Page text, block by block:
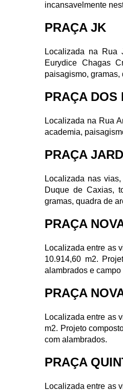
incansavelmente
PRAÇA JK
Localizada na Rua
Eurydice Chagas
paisagismo,
PRAÇA DOS
Localizada na Rua
academia,
PRAÇA
Localizada nas
Duque de Caxias,
gramas, quadra de
PRAÇA
Localizada entre as
10.914,60 m2.
alambrados e
PRAÇA
Localizada entre as
m2. Projeto
com alambrados.
PRAÇA
Localizada entre as